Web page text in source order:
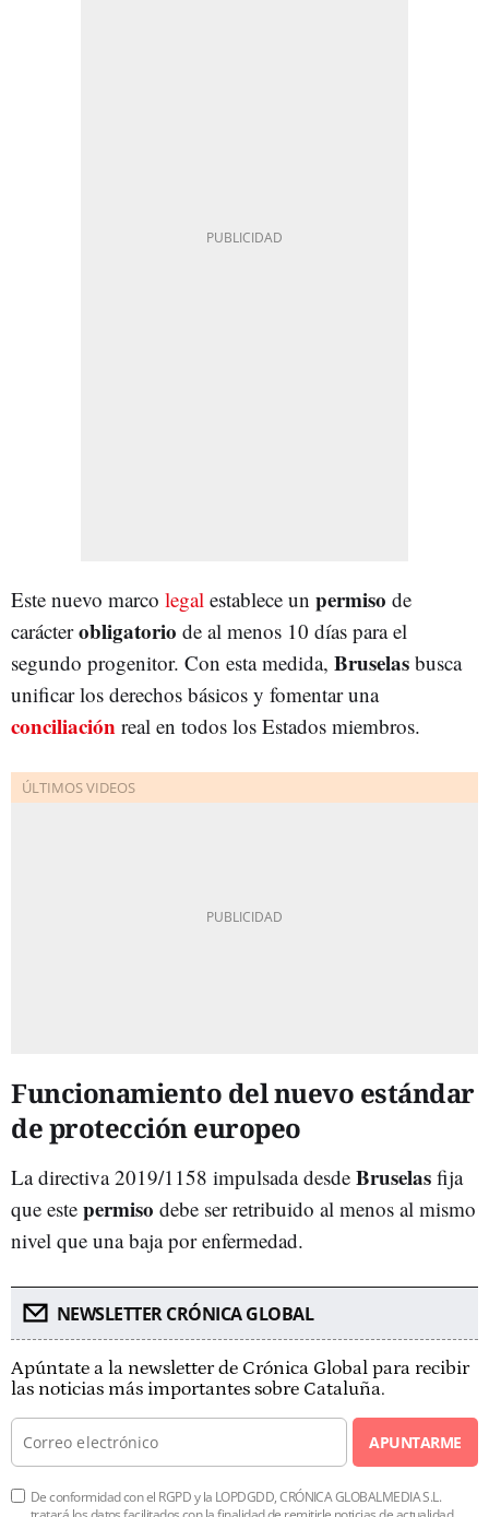
Este nuevo marco legal establece un permiso de
carácterobligatorio de al menos 10 días para el
segundo progenitor. Con esta medida, Bruselas busca
unificar los derechos básicos y fomentar una
conciliación real en todos los Estados miembros.
Funcionamiento del nuevo estándar
de protección europeo
La directiva 2019/1158 impulsada desde Bruselas fija
que este permiso debe ser retribuido al menos al mismo
nivel que una baja por enfermedad.
NEWSLETTER CRÓNICA GLOBAL
Apúntate a la newsletter de Crónica Global para recibir
las noticias más importantes sobre Cataluña.
APUNTARME
De conformidad con el RGPD y la LOPDGDD, CRÓNICA GLOBALMEDIA S.L.